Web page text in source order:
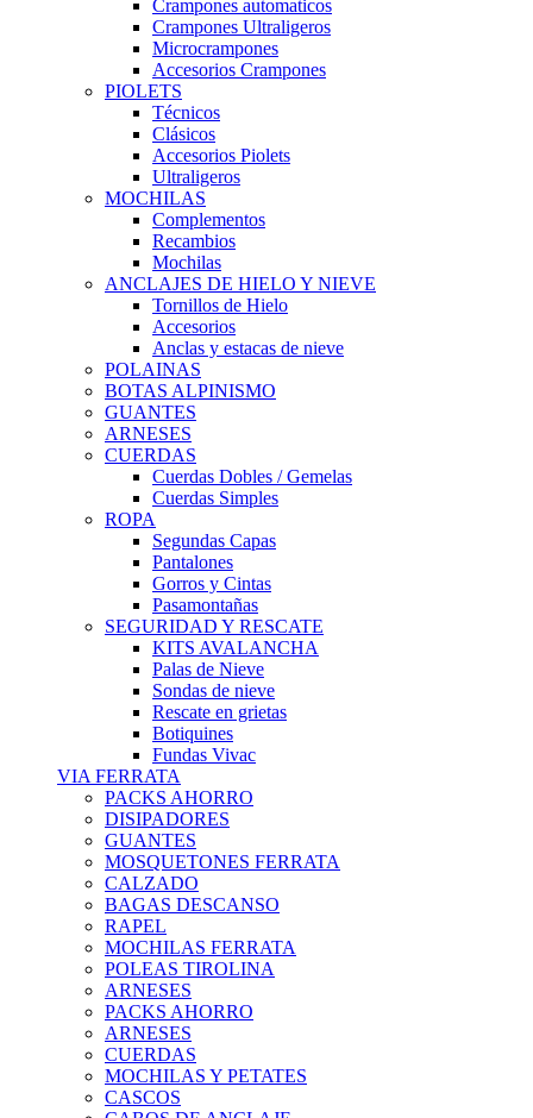
Crampones automaticos
Crampones Ultraligeros
Microcrampones
Accesorios Crampones
PIOLETS
Técnicos
Clásicos
Accesorios Piolets
Ultraligeros
MOCHILAS
Complementos
Recambios
Mochilas
ANCLAJES DE HIELO Y NIEVE
Tornillos de Hielo
Accesorios
Anclas y estacas de nieve
POLAINAS
BOTAS ALPINISMO
GUANTES
ARNESES
CUERDAS
Cuerdas Dobles / Gemelas
Cuerdas Simples
ROPA
Segundas Capas
Pantalones
Gorros y Cintas
Pasamontañas
SEGURIDAD Y RESCATE
KITS AVALANCHA
Palas de Nieve
Sondas de nieve
Rescate en grietas
Botiquines
Fundas Vivac
VIA FERRATA
PACKS AHORRO
DISIPADORES
GUANTES
MOSQUETONES FERRATA
CALZADO
BAGAS DESCANSO
RAPEL
MOCHILAS FERRATA
POLEAS TIROLINA
ARNESES
PACKS AHORRO
ARNESES
CUERDAS
MOCHILAS Y PETATES
CASCOS